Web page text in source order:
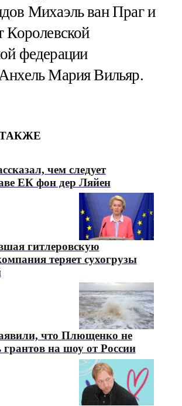
Михаэль ван Праг и
Королевской
федерации
Мария Вильяр.
чем следует
ЕК фон дер Ляйен
гитлеровскую
теряет сухогрузы
что Плющенко не
грантов на шоу от России